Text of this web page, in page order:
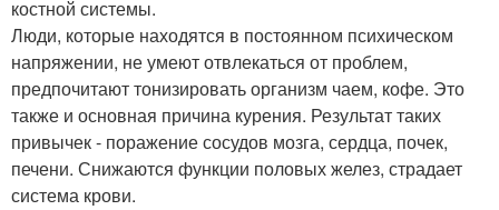
костной системы.
Люди, которые находятся в постоянном психическом
напряжении, не умеют отвлекаться от проблем,
предпочитают тонизировать организм чаем, кофе. Это
также и основная причина курения. Результат таких
привычек - поражение сосудов мозга, сердца, почек,
печени. Снижаются функции половых желез, страдает
система крови.